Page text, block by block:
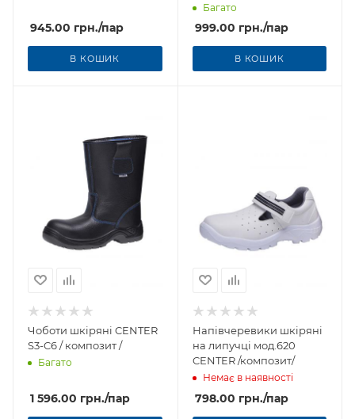
945.00 грн./пар
В КОШИК
Багато
999.00 грн./пар
В КОШИК
Чоботи шкіряні CENTER
S3-C6 / композит /
Багато
1 596.00 грн./пар
Напівчеревики шкіряні
на липучці мод.620
CENTER /композит/
Немає в наявності
798.00 грн./пар